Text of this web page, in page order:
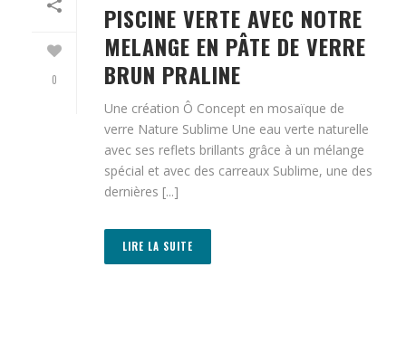
0
PISCINE VERTE AVEC NOTRE
MELANGE EN PÂTE DE VERRE
BRUN PRALINE
Une création Ô Concept en mosaïque de
verre Nature Sublime Une eau verte naturelle
avec ses reflets brillants grâce à un mélange
spécial et avec des carreaux Sublime, une des
dernières [...]
LIRE LA SUITE